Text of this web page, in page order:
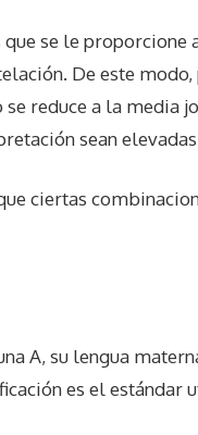
que se le
De este
reduce a la media
sean
ciertas
A, su lengua
es el